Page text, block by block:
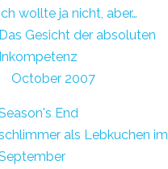
wollte ja nicht, aber…
Das Gesicht der absoluten
Inkompetenz
October 2007
End
als Lebkuchen im